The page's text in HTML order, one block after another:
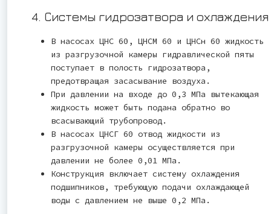
4. Системы гидрозатвора и охлаждения
В насосах ЦНС 60, ЦНСМ 60 и ЦНСн 60 жидкость
из разгрузочной камеры гидравлической пяты
поступает в полость гидрозатвора,
предотвращая засасывание воздуха.
При давлении на входе до 0,3 МПа вытекающая
жидкость может быть подана обратно во
всасывающий трубопровод.
В насосах ЦНСГ 60 отвод жидкости из
разгрузочной камеры осуществляется при
давлении не более 0,01 МПа.
Конструкция включает систему охлаждения
подшипников, требующую подачи охлаждающей
воды с давлением не выше 0,2 МПа.